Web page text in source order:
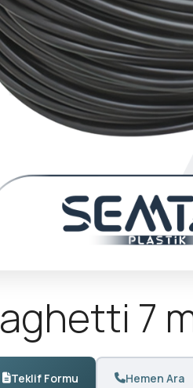
aghetti 7
Teklif Formu Hemen Ara